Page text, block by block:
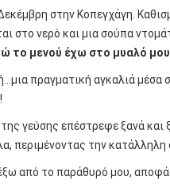
στην Κοπεγχάγη.
στο νερό και μια σούπα
το μενού έχω στο μυαλό
πραγματική αγκαλιά
γεύσης επέστρεφε ξανά και
περιμένοντας την κατάλληλη
από το παράθυρό μου,